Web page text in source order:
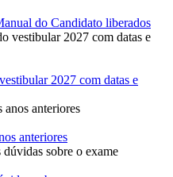
do Candidato liberados
2027 com datas e
anteriores